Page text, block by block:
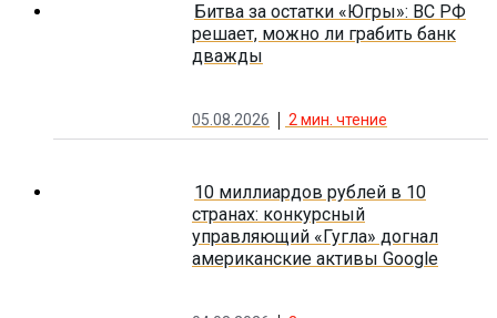
Битва за остатки «Югры»: ВС РФ
решает, можно ли грабить банк
дважды
05.08.2026 2мин. чтение
10 миллиардов рублей в 10
странах: конкурсный
управляющий «Гугла» догнал
американские активы Google